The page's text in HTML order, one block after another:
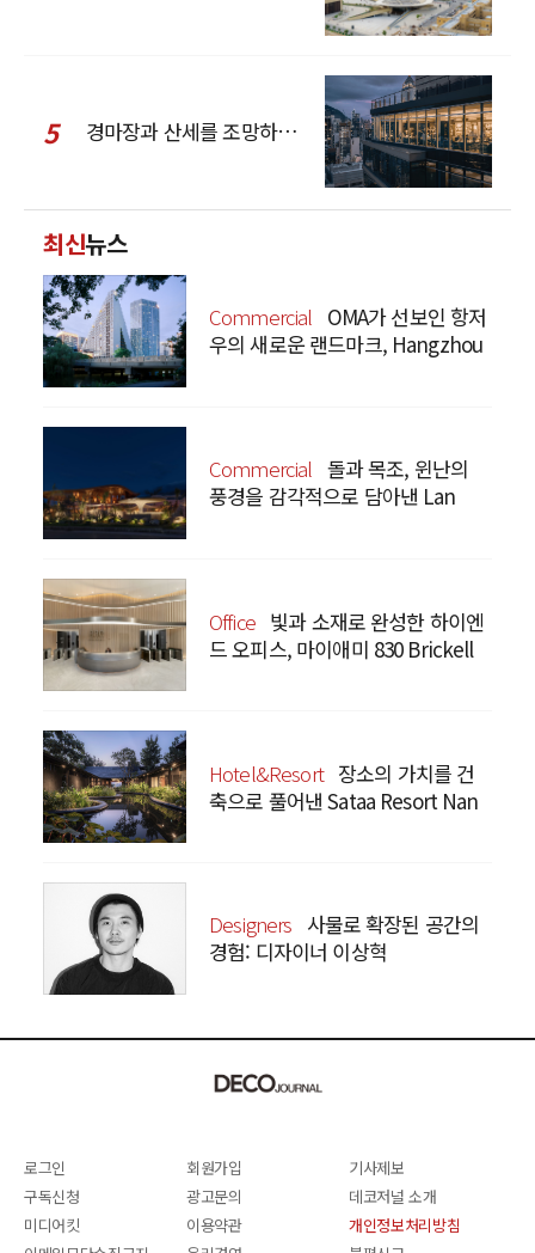
5 경마장과 산세를 조망하는 CCD Hong Kong Creative Center
최신뉴스
Commercial OMA가 선보인 항저
우의 새로운 랜드마크, Hangzhou
Commercial 돌과 목조, 윈난의
풍경을 감각적으로 담아낸 Lan
Office 빛과 소재로 완성한 하이엔
드 오피스, 마이애미 830 Brickell
Hotel&Resort 장소의 가치를 건
축으로 풀어낸 Sataa Resort Nan
Designers 사물로 확장된 공간의
경험: 디자이너 이상혁
로그인 회원가입
기사제보
구독신청
광고문의
데코저널 소개
미디어킷
이용약관
개인정보처리방침